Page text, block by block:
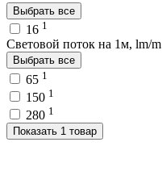
Выбрать все
16 1
Световой поток на 1м, lm/m
Выбрать все
65 1
150 1
280 1
Показать 1 товар